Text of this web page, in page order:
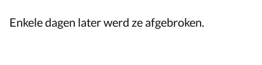
Enkele dagen later werd ze afgebroken.